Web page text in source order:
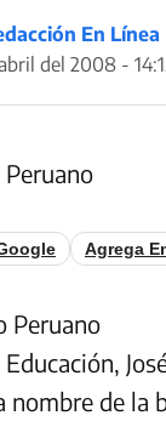
En Línea
del 2008 -
Agrega
nombre de la